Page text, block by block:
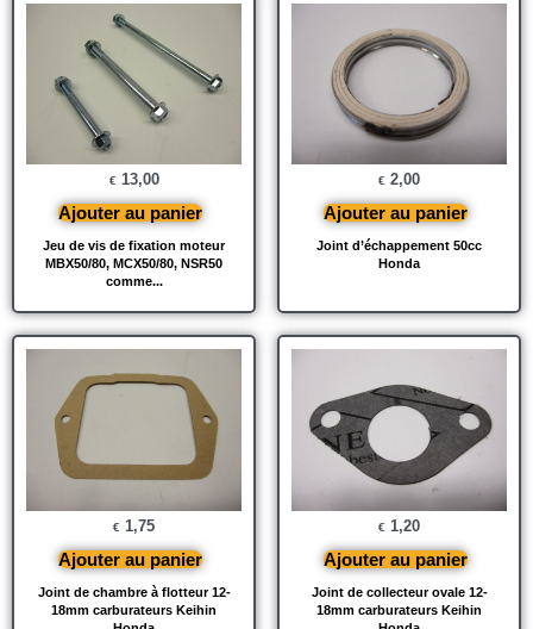
Jeu de vis de fixation moteur
MBX50/80, MCX50/80, NSR50
comme...
€ 13,00
Ajouter au panier
Joint d’échappement 50cc
Honda
€ 2,00
Ajouter au panier
Joint de chambre à flotteur 12-
18mm carburateurs Keihin
€ 1,75
Ajouter au panier
Joint de collecteur ovale 12-
18mm carburateurs Keihin
€ 1,20
Ajouter au panier